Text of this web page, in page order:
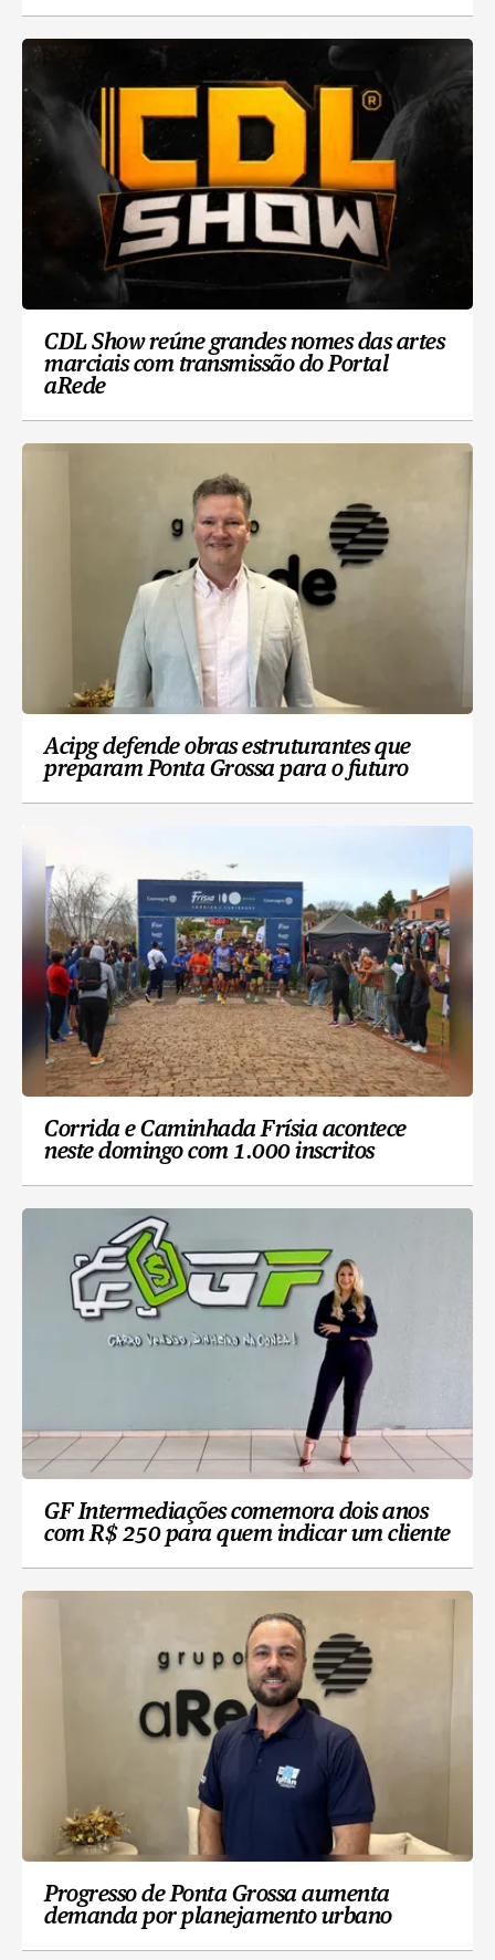
CDL Show reúne grandes nomes das artes
marciais com transmissão do Portal
aRede
Acipg defende obras estruturantes que
preparam Ponta Grossa para o futuro
Corrida e Caminhada Frísia acontece
neste domingo com 1.000 inscritos
GF Intermediações comemora dois anos
com R$ 250 para quem indicar um cliente
Progresso de Ponta Grossa aumenta
demanda por planejamento urbano